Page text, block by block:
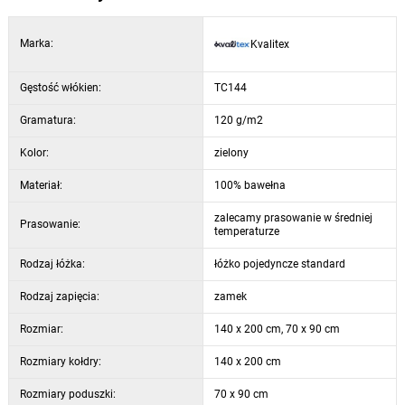
Marka: Kvalitex
Gęstość włókien: TC144
Gramatura: 120 g/m2
Kolor: zielony
Materiał: 100% bawełna
Prasowanie:
zalecamy prasowanie w średniej
temperaturze
Rodzaj łóżka: łóżko pojedyncze standard
Rodzaj zapięcia: zamek
Rozmiar: 140 x 200 cm, 70 x 90 cm
Rozmiary kołdry: 140 x 200 cm
Rozmiary poduszki: 70 x 90 cm